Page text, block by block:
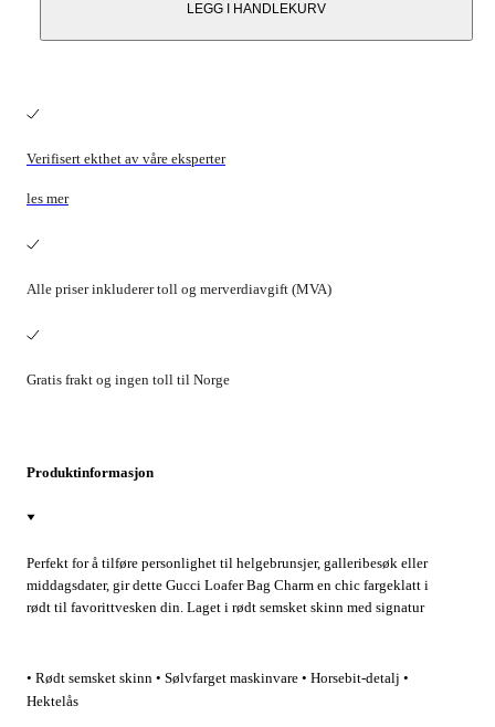
LEGG I HANDLEKURV
Verifisert ekthet av våre eksperter
les mer
Alle priser inkluderer toll og merverdiavgift (MVA)
Gratis frakt og ingen toll til Norge
Produktinformasjon
Perfekt for å tilføre personlighet til helgebrunsjer, galleribesøk eller
middagsdater, gir dette Gucci Loafer Bag Charm en chic fargeklatt i
rødt til favorittvesken din. Laget i rødt semsket skinn med signatur
• Rødt semsket skinn • Sølvfarget maskinvare • Horsebit-detalj •
Hektelås